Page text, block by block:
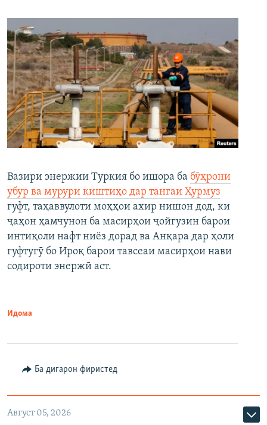
Вазири энержии Туркия бо ишора ба бӯҳрони
убур ва мурури киштиҳо дар тангаи Ҳурмуз
гуфт, таҳаввулоти моҳҳои ахир нишон дод, ки
ҷаҳон ҳамчунон ба масирҳои ҷойгузин барои
интиқоли нафт ниёз дорад ва Анқара дар ҳоли
гуфтугӯ бо Ироқ барои тавсеаи масирҳои нави
содироти энержӣ аст.
Идома
Ба дигарон фиристед
Август 05, 2026